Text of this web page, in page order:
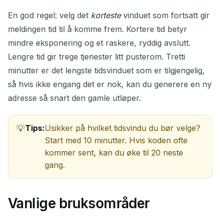
En god regel: velg det kortestevinduet som fortsatt gir
meldingen tid til å komme frem. Kortere tid betyr
mindre eksponering og et raskere, ryddig avslutt.
Lengre tid gir trege tjenester litt pusterom. Tretti
minutter er det lengste tidsvinduet som er tilgjengelig,
så hvis ikke engang det er nok, kan du generere en ny
adresse så snart den gamle utløper.
Tips:Usikker på hvilket tidsvindu du bør velge?
Start med 10 minutter. Hvis koden ofte
kommer sent, kan du øke til 20 neste
gang.
Vanlige bruksområder